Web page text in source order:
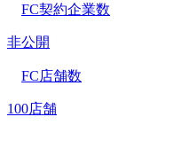
FC契約企業数
非公開
FC店舗数
100店舗